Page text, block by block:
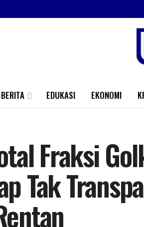
BERITA EDUKASI EKONOMI
Fraksi
Tak